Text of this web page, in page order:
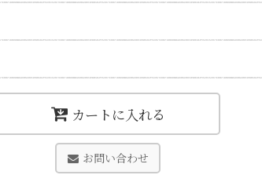
カートに入れる
お問い合わせ